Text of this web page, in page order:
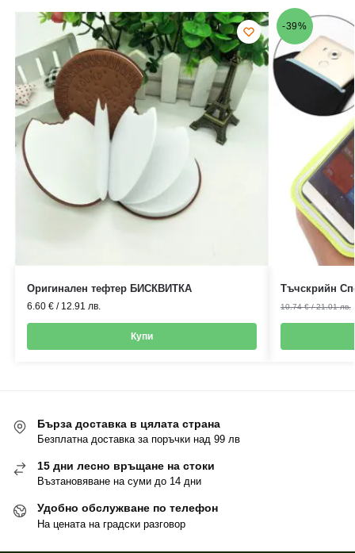
Оригинален тефтер БИСКВИТКА
6.60 € / 12.91 лв.
Купи
-39%
Тъчскрийн
10.74€ /21.01лв.
Бърза доставка в цялата страна
Безплатна доставка за поръчки над 99 лв
15 дни лесно връщане на стоки
Възтановяване на суми до 14 дни
Удобно обслужване по телефон
На цената на градски разговор